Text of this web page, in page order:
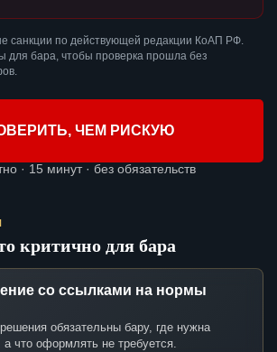
санкции по действующей редакции КоАП РФ.
для бара, чтобы проверка прошла без
ЧЕМ РИСКУЮ
· 15 минут · без обязательств
критично для бара
со ссылками на нормы
обязательны бару, где нужна
а что оформлять не требуется.